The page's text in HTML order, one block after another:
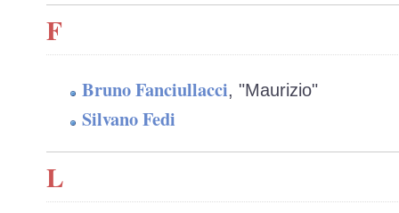
F
Bruno Fanciullacci, "Maurizio"
Silvano Fedi
L